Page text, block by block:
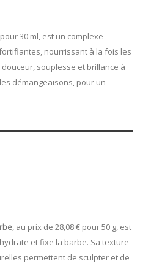
pour 30 ml, est un complexe
nourrissant à la fois les
souplesse et brillance à
démangeaisons, pour un
, au prix de 28,08 € pour 50 g, est
et fixe la barbe. Sa texture
permettent de sculpter et de